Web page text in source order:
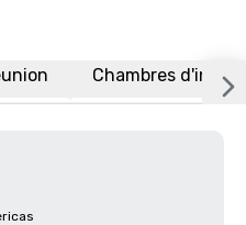
Chambres